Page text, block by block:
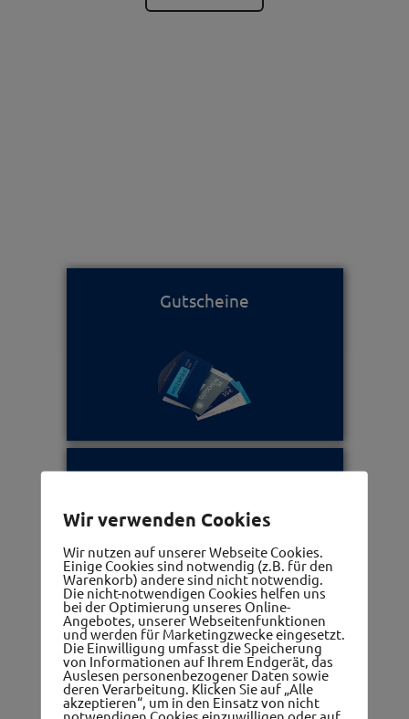
Gutscheine
Frauennetzwerk
Wir verwenden Cookies
Wir nutzen auf unserer Webseite Cookies.
Einige Cookies sind notwendig (z.B. für den
Warenkorb) andere sind nicht notwendig.
Die nicht-notwendigen Cookies helfen uns
bei der Optimierung unseres Online-
Angebotes, unserer Webseitenfunktionen
und werden für Marketingzwecke eingesetzt.
Die Einwilligung umfasst die Speicherung
von Informationen auf Ihrem Endgerät, das
Auslesen personenbezogener Daten sowie
deren Verarbeitung. Klicken Sie auf „Alle
akzeptieren“, um in den Einsatz von nicht
notwendigen Cookies einzuwilligen oder auf